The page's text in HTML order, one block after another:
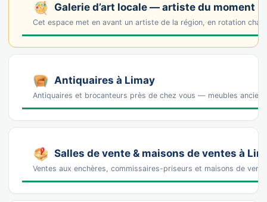
Galerie d’art locale — artiste du moment
Cet espace met en avant un artiste de la région, en rotation
Antiquaires à Limay
Antiquaires et brocanteurs près de chez vous — meubles
Salles de vente & maisons de ventes à
Ventes aux enchères, commissaires-priseurs et maisons de